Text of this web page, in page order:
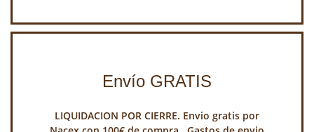
Envío GRATIS
LIQUIDACION POR CIERRE. Envio gratis por